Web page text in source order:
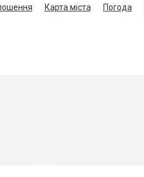
Карта міста Погода